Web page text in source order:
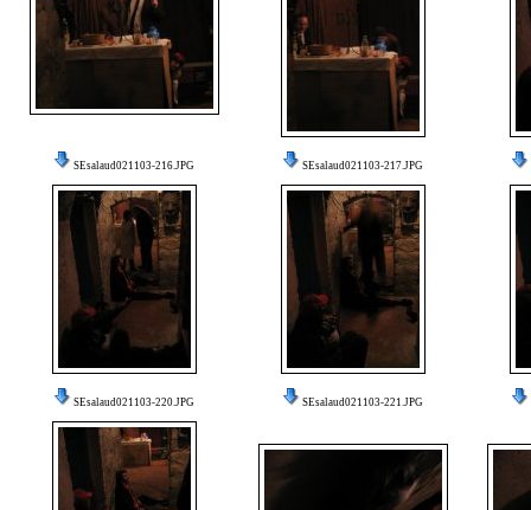
SEsalaud021103-216.JPG SEsalaud021103-217.JPG
SEsalaud021103-220.JPG SEsalaud021103-221.JPG